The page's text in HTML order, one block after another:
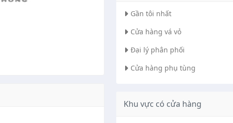
Gần tôi nhất
Cửa hàng vá vỏ
Đại lý phân phối
Cửa hàng phụ tùng
Khu vực có cửa hàng